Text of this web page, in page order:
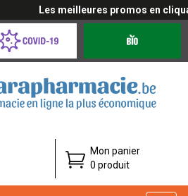
Les meilleures promos en cliquant
Mon panier
0 produit